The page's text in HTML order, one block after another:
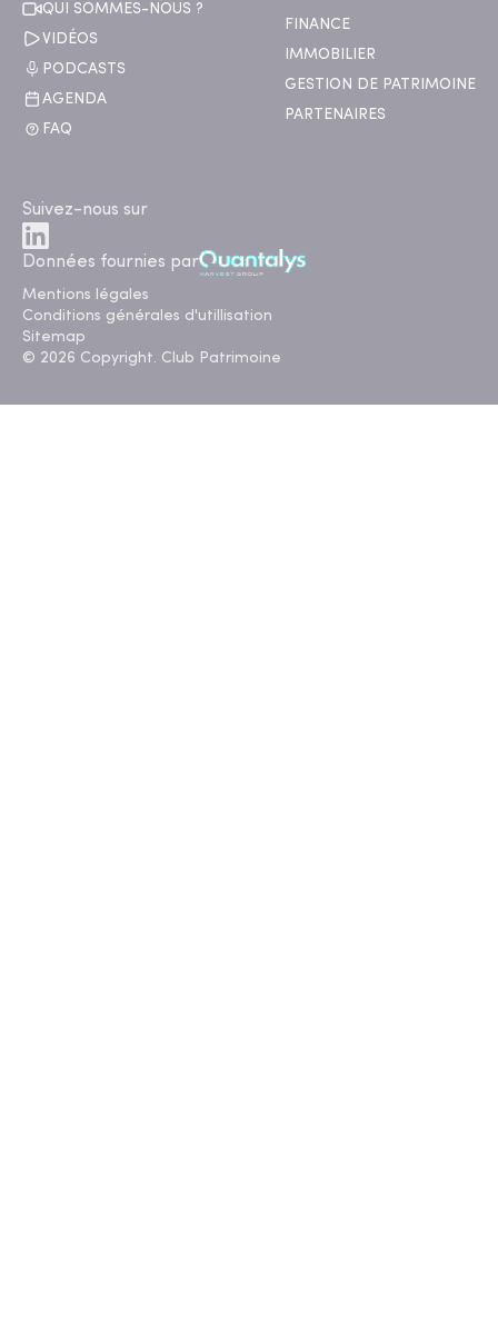
QUI SOMMES-NOUS ?
VIDÉOS
PODCASTS
AGENDA
FAQ
FINANCE
IMMOBILIER
GESTION DE PATRIMOINE
PARTENAIRES
Suivez-nous sur
Données fournies par
Mentions légales
Conditions générales d'utillisation
Sitemap
© 2026 Copyright. Club Patrimoine